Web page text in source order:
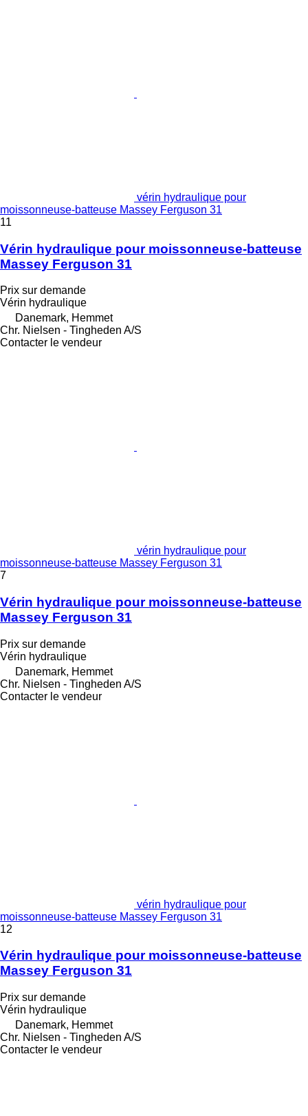
vérin hydraulique pour
moissonneuse-batteuse Massey Ferguson 31
11
Vérin hydraulique pour moissonneuse-batteuse
Massey Ferguson 31
Prix sur demande
Vérin hydraulique
Danemark, Hemmet
Chr. Nielsen - Tingheden A/S
Contacter le vendeur
vérin hydraulique pour
moissonneuse-batteuse Massey Ferguson 31
7
Vérin hydraulique pour moissonneuse-batteuse
Massey Ferguson 31
Prix sur demande
Vérin hydraulique
Danemark, Hemmet
Chr. Nielsen - Tingheden A/S
Contacter le vendeur
vérin hydraulique pour
moissonneuse-batteuse Massey Ferguson 31
12
Vérin hydraulique pour moissonneuse-batteuse
Massey Ferguson 31
Prix sur demande
Vérin hydraulique
Danemark, Hemmet
Chr. Nielsen - Tingheden A/S
Contacter le vendeur